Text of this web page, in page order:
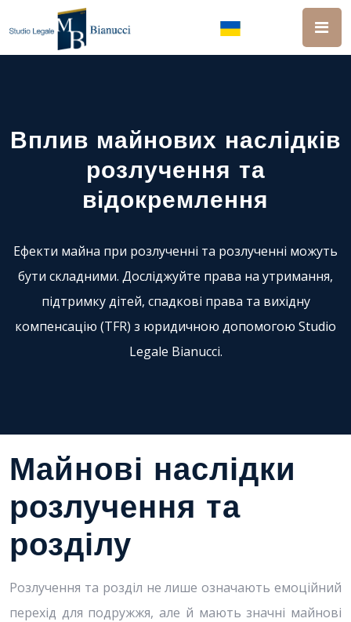
Вплив майнових наслідків
розлучення та
відокремлення
Ефекти майна при розлученні та розлученні можуть
бути складними. Досліджуйте права на утримання,
підтримку дітей, спадкові права та вихідну
компенсацію (TFR) з юридичною допомогою Studio
Legale Bianucci.
Майнові наслідки
розлучення та
розділу
Розлучення та розділ не лише означають емоційний
перехід для подружжя, але й мають значні майнові